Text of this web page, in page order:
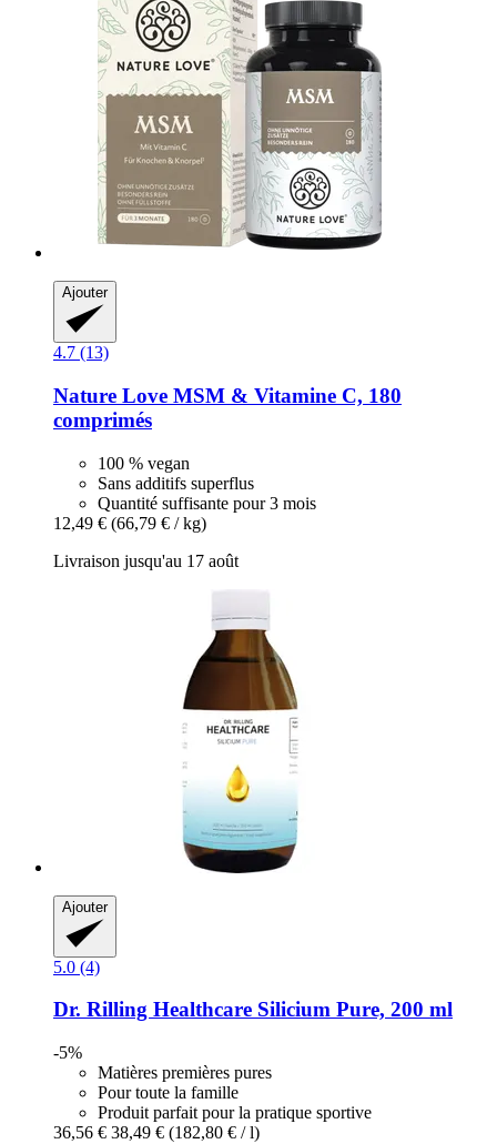
Ajouter
4.7 (13)
Nature Love MSM & Vitamine C, 180
comprimés
100 % vegan
Sans additifs superflus
Quantité suffisante pour 3 mois
12,49 € (66,79 € / kg)
Livraison jusqu'au 17 août
Ajouter
5.0 (4)
Dr. Rilling Healthcare Silicium Pure, 200 ml
-5%
Matières premières pures
Pour toute la famille
Produit parfait pour la pratique sportive
36,56 € 38,49 € (182,80 € / l)